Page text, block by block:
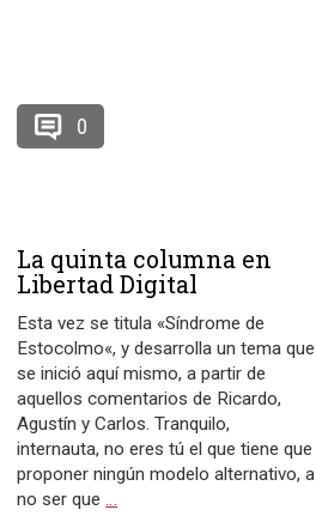
0
La quinta columna en
Libertad Digital
Esta vez se titula «Síndrome de
Estocolmo«, y desarrolla un tema que
se inició aquí mismo, a partir de
aquellos comentarios de Ricardo,
Agustín y Carlos. Tranquilo,
internauta, no eres tú el que tiene que
proponer ningún modelo alternativo, a
no ser que…